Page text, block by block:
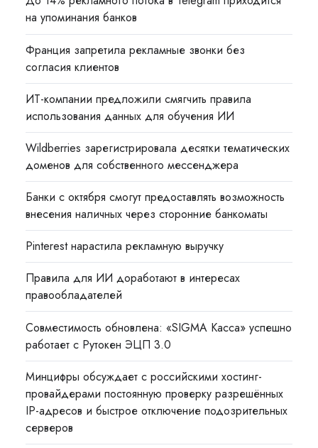
на упоминания банков
Франция запретила рекламные звонки без
согласия клиентов
ИТ-компании предложили смягчить правила
использования данных для обучения ИИ
Wildberries зарегистрировала десятки тематических
доменов для собственного мессенджера
Банки с октября смогут предоставлять возможность
внесения наличных через сторонние банкоматы
Pinterest нарастила рекламную выручку
Правила для ИИ доработают в интересах
правообладателей
Совместимость обновлена: «SIGMA Касса» успешно
работает с Рутокен ЭЦП 3.0
Минцифры обсуждает с российскими хостинг-
провайдерами постоянную проверку разрешённых
IP-адресов и быстрое отключение подозрительных
серверов